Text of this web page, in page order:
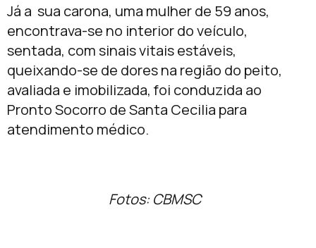
Já a sua carona, uma mulher de 59 anos,
encontrava-se no interior do veículo,
sentada, com sinais vitais estáveis,
queixando-se de dores na região do peito,
avaliada e imobilizada, foi conduzida ao
Pronto Socorro de Santa Cecilia para
atendimento médico.
Fotos: CBMSC